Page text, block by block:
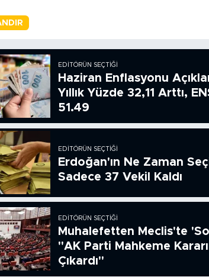
EDITÖRÜN SEÇTIĞI
Haziran Enflasyonu
Yıllık Yüzde 32,11 Arttı,
51.49
EDITÖRÜN SEÇTIĞI
Erdoğan'ın Ne Zaman
Sadece 37 Vekil Kaldı
EDITÖRÜN SEÇTIĞI
Muhalefetten Meclis'te
"AK Parti Mahkeme
Çıkardı"